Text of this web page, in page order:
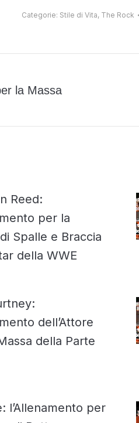
Categorie: Stile di Vita, The Rock
la Massa
Reed:
per la
Spalle e Braccia
della WWE
dell’Attore
della Parte
l’Allenamento per